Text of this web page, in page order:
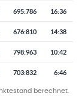
695:786 16:36
676:810 14:38
798:963 10:42
703:832 6:46
berechnet.